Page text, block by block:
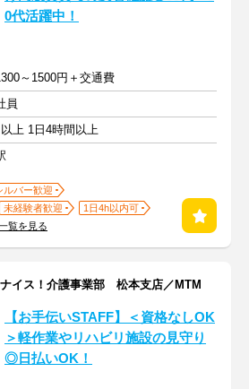
0代活躍中！
～1500円＋交通費
員
上 1日4時間以上
ルバー歓迎
未経験者歓迎
1日4h以内可
覧を見る
イス！介護事業部 松本支店／MTM
【お手伝いSTAFF】＜資格なしOK
＞軽作業やリハビリ施設の見守り
◎日払いOK！